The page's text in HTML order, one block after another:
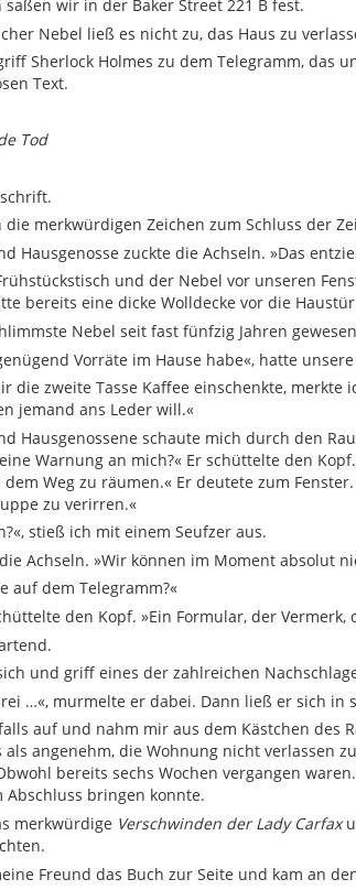
saßen wir in der Baker Street 221 B fest.
Nebel ließ es nicht zu, das Haus zu
Sherlock Holmes zu dem Telegramm, das
Text.
Tod
die merkwürdigen Zeichen zum Schluss der
Hausgenosse zuckte die Achseln. »Das
und der Nebel vor unseren
bereits eine dicke Wolldecke vor die
Nebel seit fast fünfzig Jahren
Vorräte im Hause habe«, hatte
die zweite Tasse Kaffee einschenkte,
jemand ans Leder will.«
Hausgenossene schaute mich durch den
Warnung an mich?« Er schüttelte den
dem Weg zu räumen.« Er deutete zum
zu verirren.«
stieß ich mit einem Seufzer aus.
Achseln. »Wir können im Moment absolut
auf dem Telegramm?«
den Kopf. »Ein Formular, der
und griff eines der zahlreichen
…«, murmelte er dabei. Dann ließ er sich
auf und nahm mir aus dem Kästchen des
angenehm, die Wohnung nicht verlassen
bereits sechs Wochen vergangen
Abschluss bringen konnte.
merkwürdige Verschwinden der Lady Carfax
Freund das Buch zur Seite und kam an